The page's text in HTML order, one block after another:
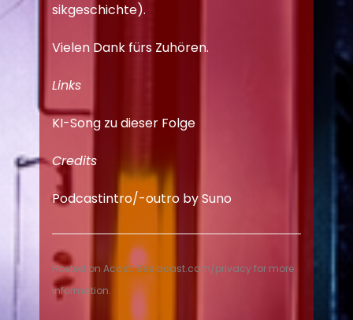
sikgeschichte).
Vielen Dank fürs Zuhören.
Links
KI-Song zu dieser Folge
Credits
Podcastintro/-outro by Suno
Hosted on Acast. See acast.com/privacyfor more
information.